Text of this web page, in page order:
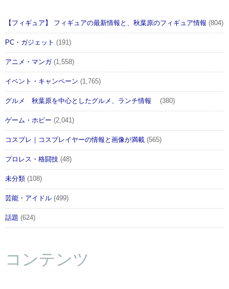
【フィギュア】 フィギュアの最新情報と、秋葉原のフィギュア情報 (804)
PC・ガジェット (191)
アニメ・マンガ(1,558)
イベント・キャンペーン (1,765)
グルメ 秋葉原を中心としたグルメ、ランチ情報 (380)
ゲーム・ホビー (2,041)
コスプレ｜コスプレイヤーの情報と画像が満載 (565)
プロレス・格闘技 (48)
未分類 (108)
芸能・アイドル (499)
話題 (624)
コンテンツ